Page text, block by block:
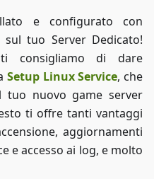
e configurato con
sul tuo Server Dedicato!
consigliamo di dare
Setup Linux Service, che
tuo nuovo game server
ti offre tanti vantaggi
aggiornamenti
e accesso ai log, e molto